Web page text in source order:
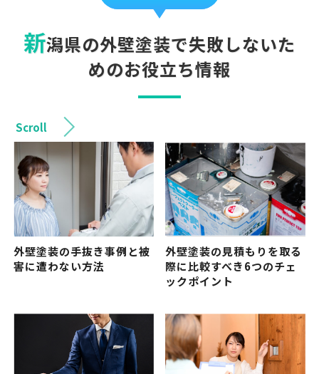
新潟県の外壁塗装で失敗しないた
めのお役立ち情報
Scroll
外壁塗装の手抜き事例と被
害に遭わない方法
外壁塗装の見積もりを取る
際に比較すべき6つのチェ
ックポイント